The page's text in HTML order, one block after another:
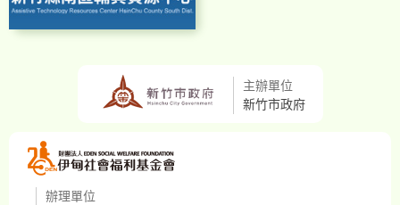
主辦單位
新竹市政府
辦理單位